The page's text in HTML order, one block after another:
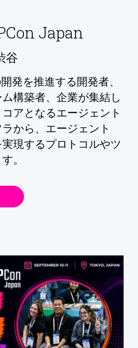
Japan
谷
発を推進する開発者、
構築者、企業が集結し
アとなるエージェント
から、エージェント
現するプロトコルやツ
。